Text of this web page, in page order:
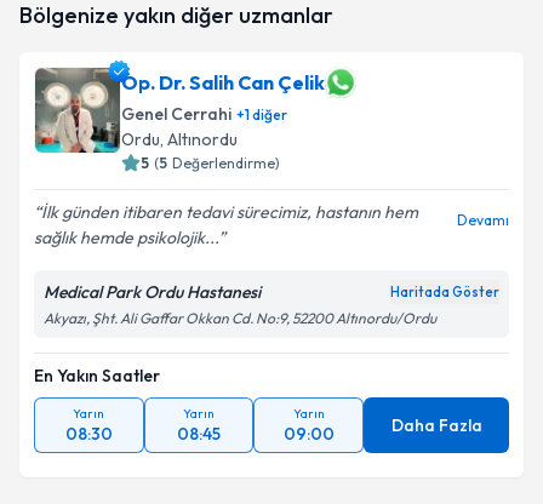
Bölgenize yakın diğer uzmanlar
Op. Dr. Salih Can Çelik
Genel Cerrahi +1diğer
Ordu, Altınordu
5 (5 Değerlendirme)
İlk günden itibaren tedavi sürecimiz, hastanın hem
sağlık hemde psikolojik...
Devamı
Medical Park Ordu Hastanesi Haritada Göster
Akyazı, Şht. Ali Gaffar Okkan Cd. No:9, 52200 Altınordu/Ordu
En Yakın Saatler
Yarın
08:30
Yarın
08:45
Yarın
09:00 Daha Fazla